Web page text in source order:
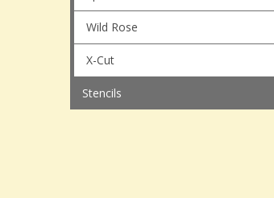
Wild Rose
X-Cut
Stencils